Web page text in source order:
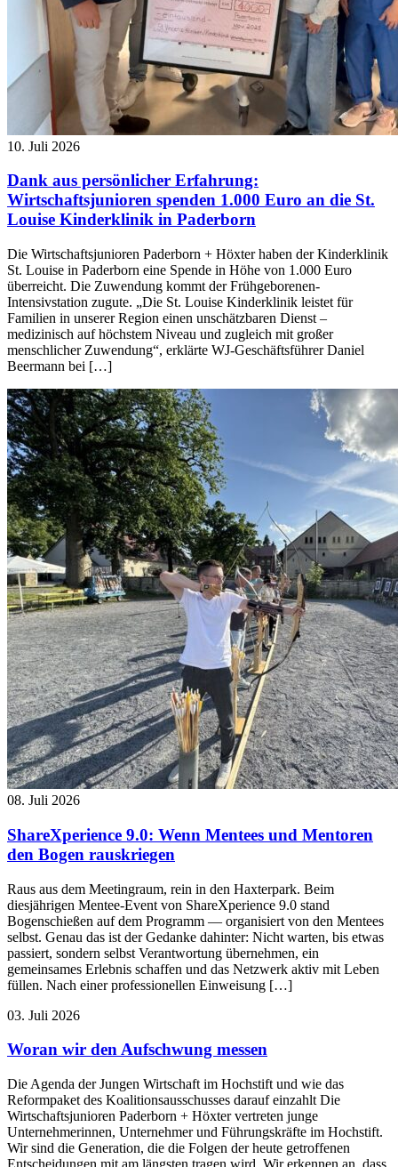
10. Juli 2026
Dank aus persönlicher Erfahrung:
Wirtschaftsjunioren spenden 1.000 Euro an die St.
Louise Kinderklinik in Paderborn
Die Wirtschaftsjunioren Paderborn + Höxter haben der Kinderklinik
St. Louise in Paderborn eine Spende in Höhe von 1.000 Euro
überreicht. Die Zuwendung kommt der Frühgeborenen-
Intensivstation zugute. „Die St. Louise Kinderklinik leistet für
Familien in unserer Region einen unschätzbaren Dienst –
medizinisch auf höchstem Niveau und zugleich mit großer
menschlicher Zuwendung“, erklärte WJ-Geschäftsführer Daniel
Beermann bei […]
08. Juli 2026
ShareXperience 9.0: Wenn Mentees und Mentoren
den Bogen rauskriegen
Raus aus dem Meetingraum, rein in den Haxterpark. Beim
diesjährigen Mentee-Event von ShareXperience 9.0 stand
Bogenschießen auf dem Programm — organisiert von den Mentees
selbst. Genau das ist der Gedanke dahinter: Nicht warten, bis etwas
passiert, sondern selbst Verantwortung übernehmen, ein
gemeinsames Erlebnis schaffen und das Netzwerk aktiv mit Leben
füllen. Nach einer professionellen Einweisung […]
03. Juli 2026
Woran wir den Aufschwung messen
Die Agenda der Jungen Wirtschaft im Hochstift und wie das
Reformpaket des Koalitionsausschusses darauf einzahlt Die
Wirtschaftsjunioren Paderborn + Höxter vertreten junge
Unternehmerinnen, Unternehmer und Führungskräfte im Hochstift.
Wir sind die Generation, die die Folgen der heute getroffenen
Entscheidungen mit am längsten tragen wird. Wir erkennen an, dass